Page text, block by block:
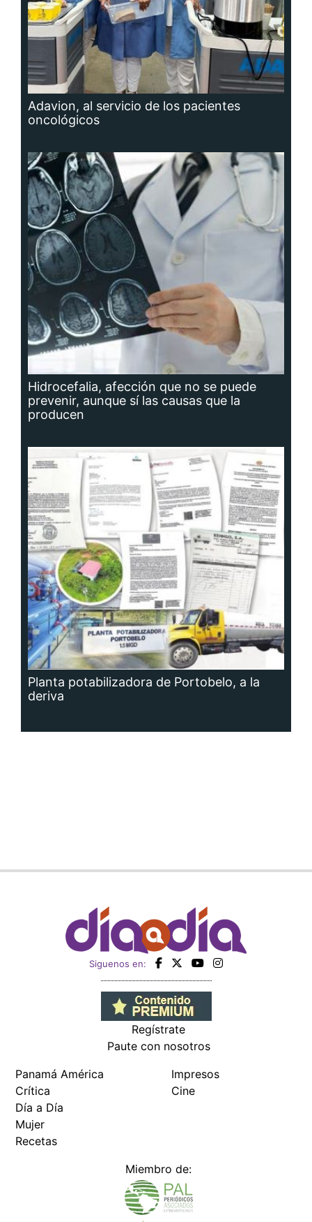
Adavion, al servicio de los pacientes
oncológicos
Hidrocefalia, afección que no se puede
prevenir, aunque sí las causas que la
producen
Planta potabilizadora de Portobelo, a la
deriva
Siguenos en:
Regístrate
Paute con nosotros
Panamá América
Crítica
Día a Día
Mujer
Recetas
Impresos
Cine
Miembro de: